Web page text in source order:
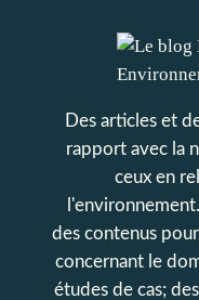
Des articles et
rapport avec la
ceux en
des contenus
concernant le
études de cas;